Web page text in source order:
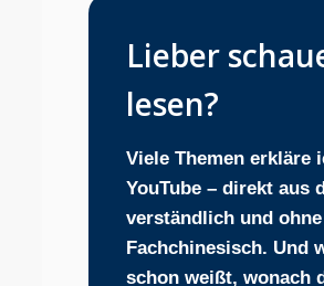
Lieber
lesen?
Viele Themen erkläre
YouTube – direkt aus
verständlich und ohne
Fachchinesisch. Und
schon weißt, wonach